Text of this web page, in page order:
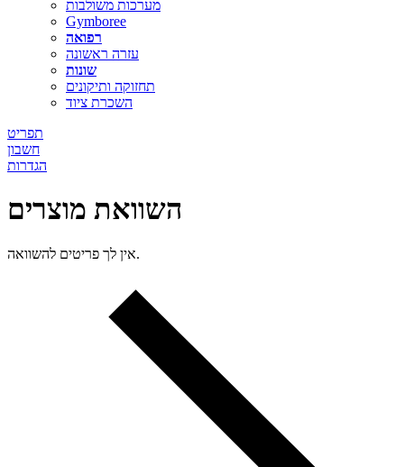
מערכות משולבות
Gymboree
רפואה
עזרה ראשונה
שונות
תחזוקה ותיקונים
השכרת ציוד
תפריט
חשבון
הגדרות
השוואת מוצרים
אין לך פריטים להשוואה.